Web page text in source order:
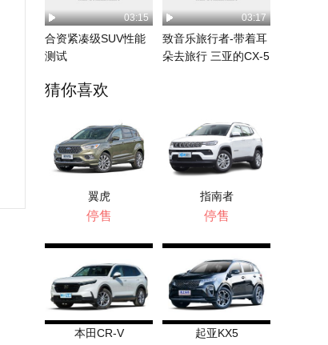
03:15
合资紧凑级SUV性能
测试
03:17
致音乐旅行者-带着耳
朵去旅行 三亚的CX-5
猜你喜欢
翼虎
停售
指南者
停售
本田CR-V 起亚KX5